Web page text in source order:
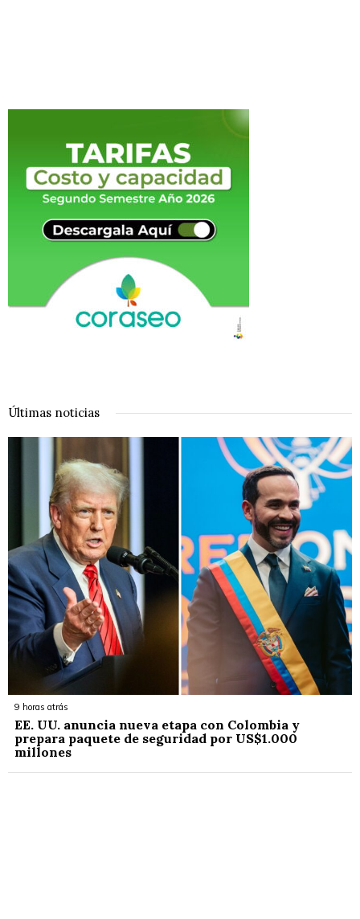
Últimas noticias
9 horas atrás
EE. UU. anuncia nueva etapa con Colombia y
prepara paquete de seguridad por US$1.000
millones